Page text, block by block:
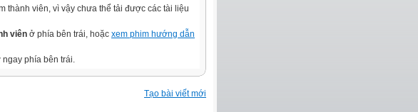
thành viên, vì vậy chưa thể tải được các tài liệu
viên ở phía bên trái, hoặc xem phim hướng dẫn
ngay phía bên trái.
Tạo bài viết mới